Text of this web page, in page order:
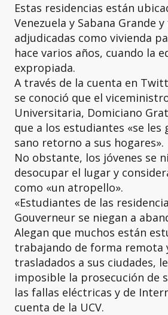
Estas residencias están
Venezuela y Sabana Grande
adjudicadas como vivienda
hace varios años, cuando la
expropiada.
A través de la cuenta en
se conoció que el
Universitaria, Domiciano
que a los estudiantes «se les
sano retorno a sus hogares».
No obstante, los jóvenes se
desocupar el lugar y
como «un atropello».
«Estudiantes de las
Gouverneur se niegan a
Alegan que muchos están
trabajando de forma remota
trasladados a sus ciudades,
imposible la prosecución de
las fallas eléctricas y de
cuenta de la UCV.